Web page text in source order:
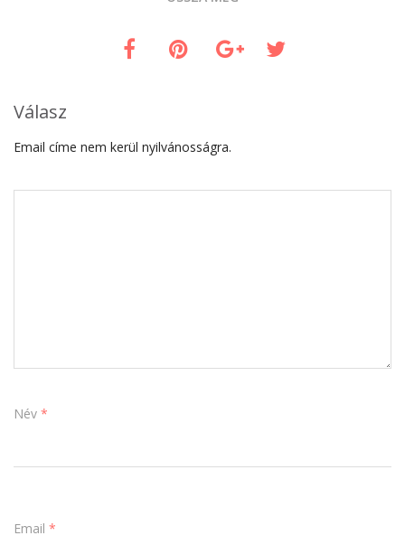
Válasz
Email címe nem kerül nyilvánosságra.
Név *
Email *